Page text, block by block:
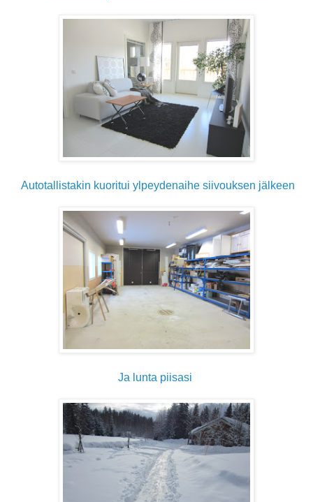
Autotallistakin kuoritui ylpeydenaihe siivouksen jälkeen
Ja lunta piisasi